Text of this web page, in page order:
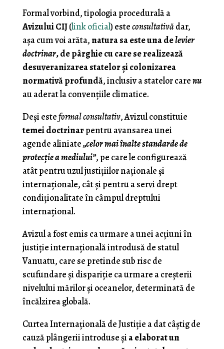
Formal vorbind, tipologia procedurală a
Avizului CIJ(link oficial) esteconsultativă dar,
aşa cum voi arăta,natura sa este una delevier
doctrinar, de pârghie cu care se realizează
desuveranizarea statelor şi colonizarea
normativă profundă, inclusiv a statelor carenu
au aderat la convenţiile climatice.
Deşi esteformal consultativ, Avizul constituie
temei doctrinarpentru avansarea unei
agende aliniate„celor mai înalte standarde de
protecţie a mediului”, pe care le configurează
atât pentru uzul justiţiilor naţionale şi
internaţionale, cât şi pentru a servi drept
condiţionalitate în câmpul dreptului
internaţional.
Avizul a fost emis ca urmare a unei acţiuni în
justiţie internaţională introdusă de statul
Vanuatu, care se pretinde sub risc de
scufundare şi dispariţie ca urmare a creşterii
nivelului mărilor şi oceanelor, determinată de
încălzirea globală.
Curtea Internaţională de Justiţie a dat câştig de
cauză plângerii introduse şi a elaborat un